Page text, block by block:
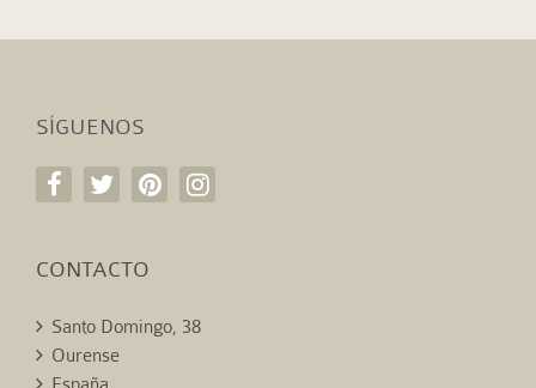
SÍGUENOS
CONTACTO
Santo Domingo, 38
Ourense